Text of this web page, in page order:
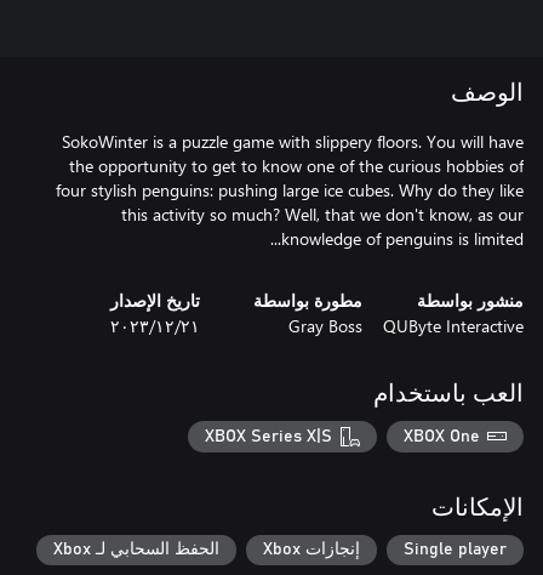
الوصف
SokoWinter is a puzzle game with slippery floors. You will have
the opportunity to get to know one of the curious hobbies of
four stylish penguins: pushing large ice cubes. Why do they like
this activity so much? Well, that we don't know, as our
knowledge of penguins is limited...
منشور بواسطة
QUByte Interactive
مطورة بواسطة
Gray Boss
تاريخ الإصدار
٢١‏/١٢‏/٢٠٢٣
العب باستخدام
XBOX One
XBOX Series X|S
الإمكانات
Single player إنجازات Xbox الحفظ السحابي لـ Xbox